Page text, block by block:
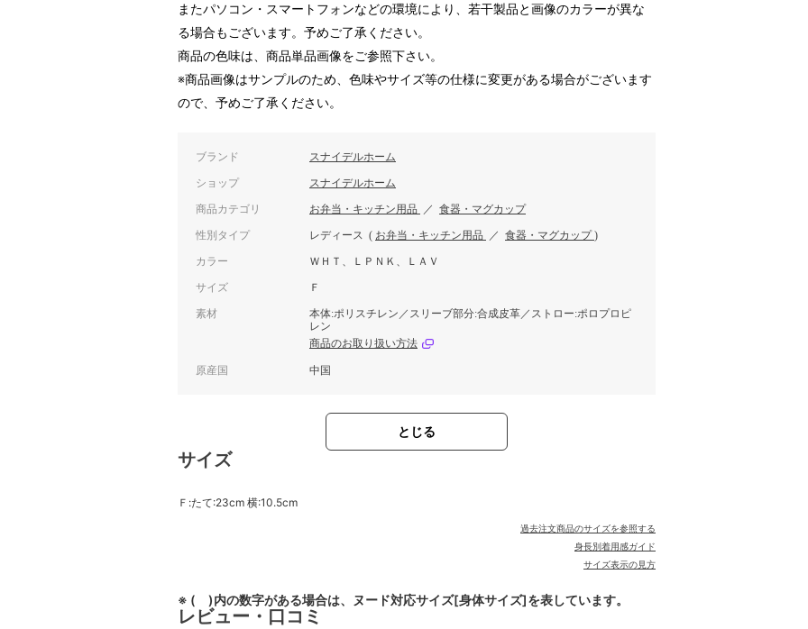
またパソコン・スマートフォンなどの環境により、若干製品と画像のカラーが異な
る場合もございます。予めご了承ください。
商品の色味は、商品単品画像をご参照下さい。
※商品画像はサンプルのため、色味やサイズ等の仕様に変更がある場合がございます
ので、予めご了承ください。
ブランド スナイデルホーム
ショップ スナイデルホーム
商品カテゴリ お弁当・キッチン用品 ／ 食器・マグカップ
性別タイプ レディース ( お弁当・キッチン用品 ／ 食器・マグカップ )
カラー ＷＨＴ、ＬＰＮＫ、ＬＡＶ
サイズ Ｆ
素材
本体:ポリスチレン／スリーブ部分:合成皮革／ストロー:ポロプロピ
レン
商品のお取り扱い方法
原産国 中国
とじる
サイズ
Ｆ:たて:23cm 横:10.5cm
過去注文商品のサイズを参照する
身長別着用感ガイド
サイズ表示の見方
※ ( )内の数字がある場合は、ヌード対応サイズ[身体サイズ]を表しています。
レビュー・口コミ